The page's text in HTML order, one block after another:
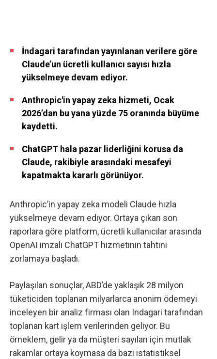
İndagari tarafından yayınlanan verilere göre
Claude’un ücretli kullanıcı sayısı hızla
yükselmeye devam ediyor.
Anthropic'in yapay zeka hizmeti, Ocak
2026’dan bu yana yüzde 75 oranında büyüme
kaydetti.
ChatGPT hala pazar liderliğini korusa da
Claude, rakibiyle arasındaki mesafeyi
kapatmakta kararlı görünüyor.
Anthropic’in yapay zeka modeli Claude hızla
yükselmeye devam ediyor. Ortaya çıkan son
raporlara göre platform, ücretli kullanıcılar arasında
OpenAI imzalı ChatGPT hizmetinin tahtını
zorlamaya başladı.
Paylaşılan sonuçlar, ABD’de yaklaşık 28 milyon
tüketiciden toplanan milyarlarca anonim ödemeyi
inceleyen bir analiz firması olan Indagari tarafından
toplanan kart işlem verilerinden geliyor. Bu
örneklem, gelir ya da müşteri sayıları için mutlak
rakamlar ortaya koymasa da bazı istatistiksel